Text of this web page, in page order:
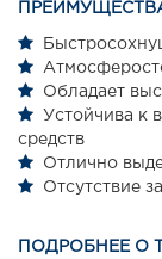
Обладает
Устойчива к
средств
Отлично
Отсутствие
ПОДРОБНЕЕ О